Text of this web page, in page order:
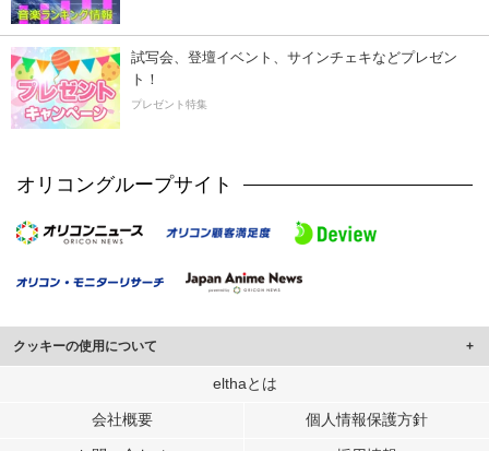
試写会、登壇イベント、サインチェキなどプレゼン
ト！
プレゼント特集
オリコングループサイト
クッキーの使用について
このサイトでは Cookie を使用して、ユーザーに合わせたコンテンツや広告の
行っています。
elthaとは
会社概要 個人情報保護方針